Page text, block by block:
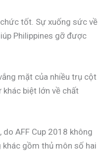
tốt. Sự xuống sức về
Philippines gỡ được
mặt của nhiều trụ cột
biệt lớn về chất
AFF Cup 2018 không
gồm thủ môn số hai